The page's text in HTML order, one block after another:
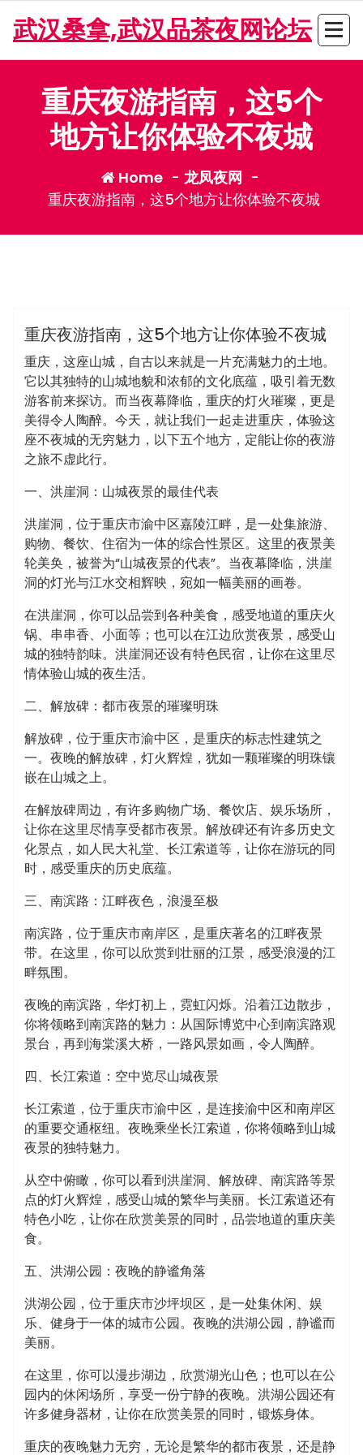
content
武汉桑拿,武汉品茶夜网论坛
重庆夜游指南，这5个
地方让你体验不夜城
Home - 龙凤夜网 -
重庆夜游指南，这5个地方让你体验不夜城
龙凤夜网
重庆夜游指南，这5个地方让你体验不夜城
重庆，这座山城，自古以来就是一片充满魅力的土地。
它以其独特的山城地貌和浓郁的文化底蕴，吸引着无数
游客前来探访。而当夜幕降临，重庆的灯火璀璨，更是
美得令人陶醉。今天，就让我们一起走进重庆，体验这
座不夜城的无穷魅力，以下五个地方，定能让你的夜游
之旅不虚此行。
一、洪崖洞：山城夜景的最佳代表
洪崖洞，位于重庆市渝中区嘉陵江畔，是一处集旅游、
购物、餐饮、住宿为一体的综合性景区。这里的夜景美
轮美奂，被誉为“山城夜景的代表”。当夜幕降临，洪崖
洞的灯光与江水交相辉映，宛如一幅美丽的画卷。
在洪崖洞，你可以品尝到各种美食，感受地道的重庆火
锅、串串香、小面等；也可以在江边欣赏夜景，感受山
城的独特韵味。洪崖洞还设有特色民宿，让你在这里尽
情体验山城的夜生活。
二、解放碑：都市夜景的璀璨明珠
解放碑，位于重庆市渝中区，是重庆的标志性建筑之
一。夜晚的解放碑，灯火辉煌，犹如一颗璀璨的明珠镶
嵌在山城之上。
在解放碑周边，有许多购物广场、餐饮店、娱乐场所，
让你在这里尽情享受都市夜景。解放碑还有许多历史文
化景点，如人民大礼堂、长江索道等，让你在游玩的同
时，感受重庆的历史底蕴。
三、南滨路：江畔夜色，浪漫至极
南滨路，位于重庆市南岸区，是重庆著名的江畔夜景
带。在这里，你可以欣赏到壮丽的江景，感受浪漫的江
畔氛围。
夜晚的南滨路，华灯初上，霓虹闪烁。沿着江边散步，
你将领略到南滨路的魅力：从国际博览中心到南滨路观
景台，再到海棠溪大桥，一路风景如画，令人陶醉。
四、长江索道：空中览尽山城夜景
长江索道，位于重庆市渝中区，是连接渝中区和南岸区
的重要交通枢纽。夜晚乘坐长江索道，你将领略到山城
夜景的独特魅力。
从空中俯瞰，你可以看到洪崖洞、解放碑、南滨路等景
点的灯火辉煌，感受山城的繁华与美丽。长江索道还有
特色小吃，让你在欣赏美景的同时，品尝地道的重庆美
食。
五、洪湖公园：夜晚的静谧角落
洪湖公园，位于重庆市沙坪坝区，是一处集休闲、娱
乐、健身于一体的城市公园。夜晚的洪湖公园，静谧而
美丽。
在这里，你可以漫步湖边，欣赏湖光山色；也可以在公
园内的休闲场所，享受一份宁静的夜晚。洪湖公园还有
许多健身器材，让你在欣赏美景的同时，锻炼身体。
重庆的夜晚魅力无穷，无论是繁华的都市夜景，还是静